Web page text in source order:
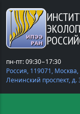
Перейти к
пн-пт: 09:30−17:30
Россия, 119071, Москва,
Ленинский проспект, д.